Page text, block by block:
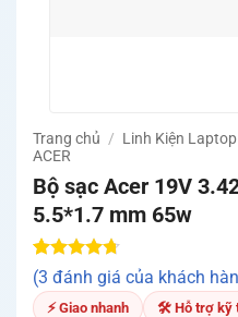
Trang chủ / Linh Kiện Laptop
ACER
Bộ sạc Acer 19V
5.5*1.7 mm 65w
4.67trên
5 dựa trên
3
đánh giá
(3 đánh giá của khách
⚡ Giao nhanh 🛠 Hỗ trợ kỹ